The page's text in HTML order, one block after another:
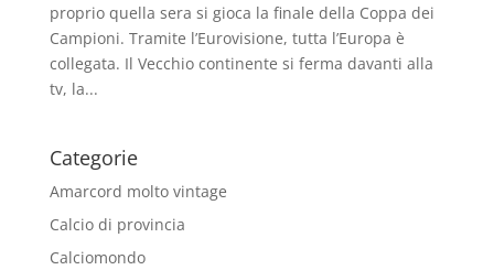
proprio quella sera si gioca la finale della Coppa dei
Campioni. Tramite l’Eurovisione, tutta l’Europa è
collegata. Il Vecchio continente si ferma davanti alla
tv, la...
Categorie
Amarcord molto vintage
Calcio di provincia
Calciomondo